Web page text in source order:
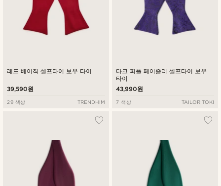
레드 베이직 셀프타이 보우 타이
39,590원
29 색상 TRENDHIM
다크 퍼플 페이즐리 셀프타이 보우
타이
43,990원
7 색상 TAILOR TOKI